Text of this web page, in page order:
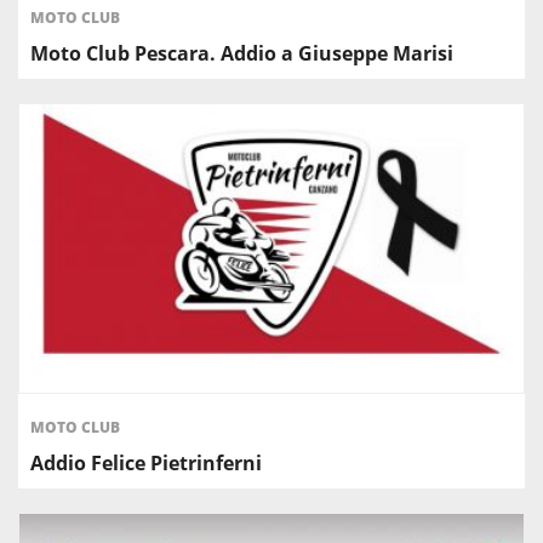
MOTO CLUB
Moto Club Pescara. Addio a Giuseppe Marisi
MOTO CLUB
Addio Felice Pietrinferni